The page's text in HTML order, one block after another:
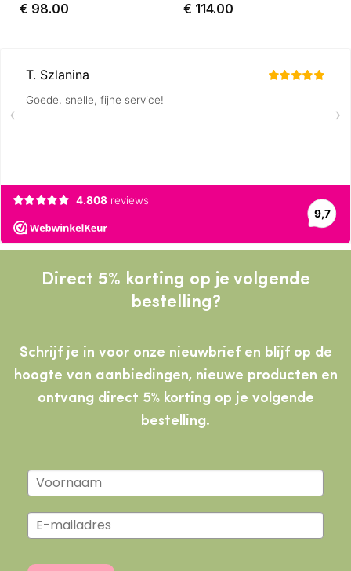
€ 98.00
€ 114.00
Direct 5% korting op je volgende
bestelling?
Schrijf je in voor onze nieuwbrief en blijf op de
hoogte van aanbiedingen, nieuwe producten en
ontvang direct 5% korting op je volgende
bestelling.